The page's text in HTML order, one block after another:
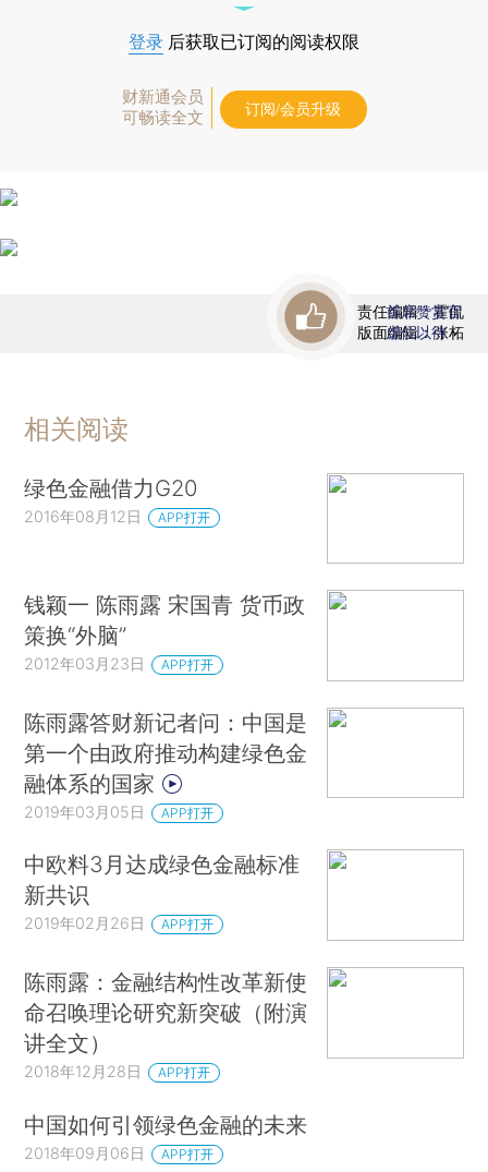
登录 后获取已订阅的阅读权限
财新通会员
可畅读全文
订阅/会员升级
责任编辑：霍侃
版面编辑：张柘
首席赞赏官
虚位以待
相关阅读
绿色金融借力G20
2016年08月12日 APP打开
钱颖一 陈雨露 宋国青 货币政
策换“外脑”
2012年03月23日 APP打开
陈雨露答财新记者问：中国是
第一个由政府推动构建绿色金
融体系的国家
2019年03月05日 APP打开
中欧料3月达成绿色金融标准
新共识
2019年02月26日 APP打开
陈雨露：金融结构性改革新使
命召唤理论研究新突破（附演
讲全文）
2018年12月28日 APP打开
中国如何引领绿色金融的未来
2018年09月06日 APP打开